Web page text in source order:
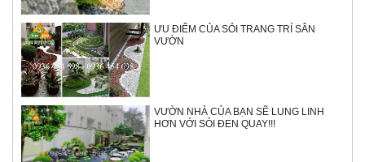
ƯU ĐIỂM CỦA SỎI TRANG TRÍ SÂN
VƯỜN
VƯỜN NHÀ CỦA BẠN SẼ LUNG LINH
HƠN VỚI SỎI ĐEN QUAY!!!